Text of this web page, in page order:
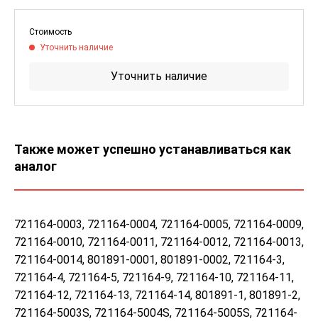
Стоимость
Уточнить наличие
Уточнить наличие
Также может успешно устанавливаться как
аналог
721164-0003, 721164-0004, 721164-0005, 721164-0009,
721164-0010, 721164-0011, 721164-0012, 721164-0013,
721164-0014, 801891-0001, 801891-0002, 721164-3,
721164-4, 721164-5, 721164-9, 721164-10, 721164-11,
721164-12, 721164-13, 721164-14, 801891-1, 801891-2,
721164-5003S, 721164-5004S, 721164-5005S, 721164-